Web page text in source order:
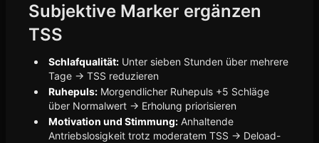
Subjektive Marker ergänzen
TSS
Schlafqualität: Unter sieben Stunden über mehrere
Tage → TSS reduzieren
Ruhepuls: Morgendlicher Ruhepuls +5 Schläge
über Normalwert → Erholung priorisieren
Motivation und Stimmung: Anhaltende
Antriebslosigkeit trotz moderatem TSS → Deload-